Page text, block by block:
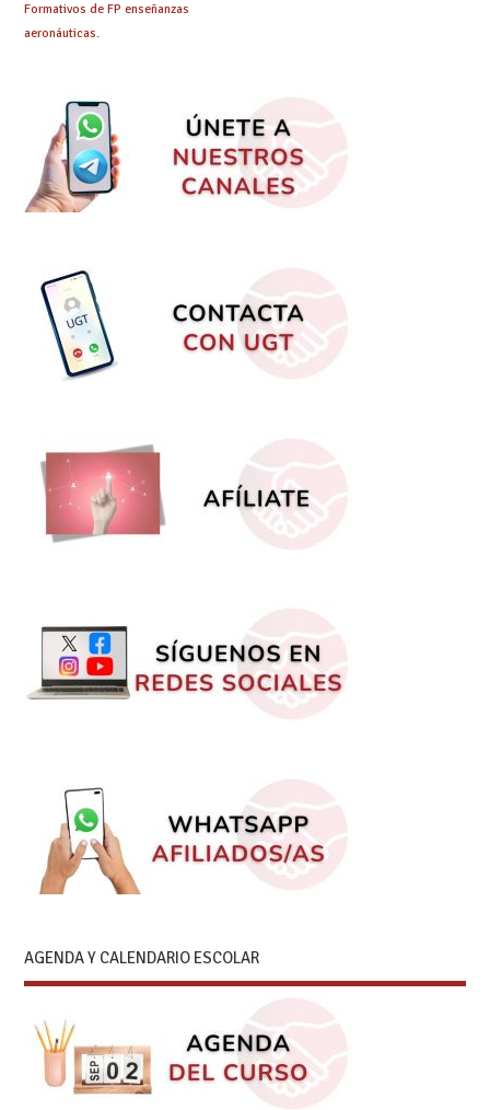
Formativos de FP enseñanzas
aeronáuticas.
AGENDA Y CALENDARIO ESCOLAR